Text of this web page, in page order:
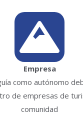
Empresa
como autónomo
de empresas de
comunidad